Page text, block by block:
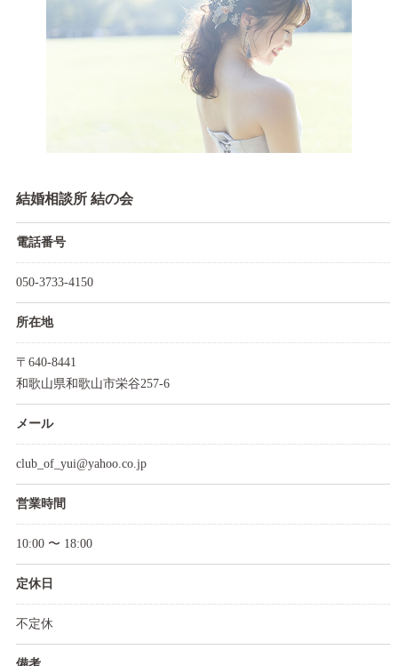
結婚相談所 結の会
電話番号
050-3733-4150
所在地
〒640-8441
和歌山県和歌山市栄谷257-6
メール
club_of_yui@yahoo.co.jp
営業時間
10:00 〜 18:00
定休日
不定休